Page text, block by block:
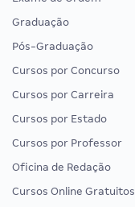
Graduação
Pós-Graduação
Cursos por Concurso
Cursos por Carreira
Cursos por Estado
Cursos por Professor
Oficina de Redação
Cursos Online Gratuitos